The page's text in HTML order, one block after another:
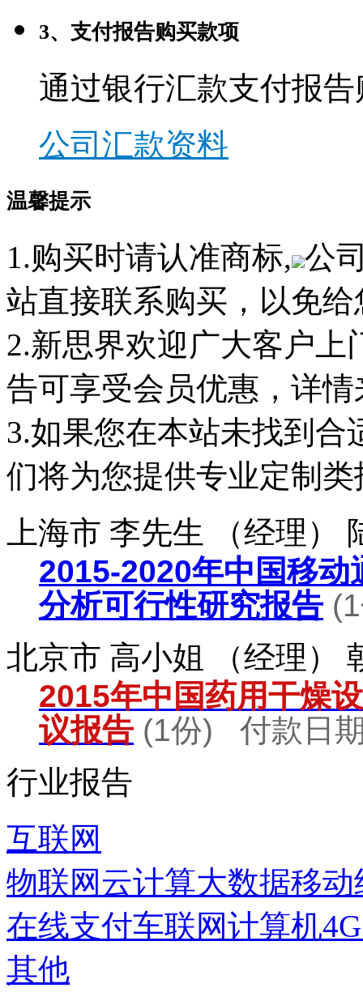
3、支付报告购买款项
通过银行汇款支付报
公司汇款资料
温馨提示
1.购买时请认准商标, 公
站直接联系购买，以免
2.新思界欢迎广大客户
告可享受会员优惠，详
3.如果您在本站未找到
们将为您提供专业定制类
上海市 李先生 （经理）
2015-2020年中国移
分析可行性研究报告(1
北京市 高小姐 （经理）
2015年中国药用干燥
议报告 (1份) 付款日
行业报告
互联网
物联网 云计算大数据移动
在线支付车联网计算机
其他